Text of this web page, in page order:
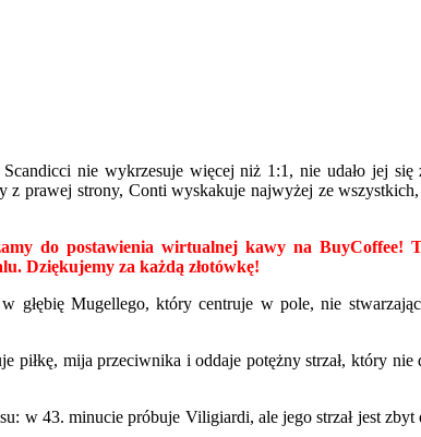
nie wykrzesuje więcej niż 1:1, nie udało jej
prawej strony, Conti wyskakuje najwyżej ze
do postawienia wirtualnej kawy na BuyCoffee!
Dziękujemy za każdą złotówkę!
Mugellego, który centruje w pole, nie
piłkę, mija przeciwnika i oddaje potężny strzał, który
w 43. minucie próbuje Viligiardi, ale jego strzał jest